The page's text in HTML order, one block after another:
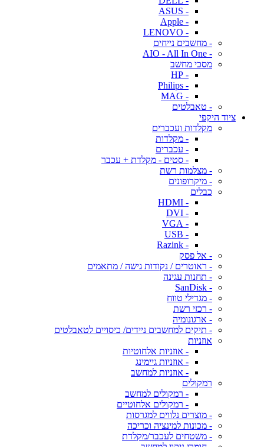
- ASUS
- Apple
- LENOVO
- מחשבים נייחים
- AIO - All In One
מסכי מחשב
- HP
- Philips
- MAG
- טאבלטים
ציוד היקפי
מקלדות ועכברים
- מקלדות
- עכברים
- סטים - מקלדת + עכבר
- מצלמות רשת
- מיקרופונים
כבלים
- HDMI
- DVI
- VGA
- USB
- Razink
- אל פסק
- ראוטרים / נקודות גישה / מתאמים
- תחנות עגינה
- SanDisk
- מגדילי טווח
- רכזי רשת
- ארגונומיה
- תיקים למחשבים ניידים/ כיסויים לטאבלטים
אוזניות
- אוזניות אלחוטיות
- אוזניות גיימינג
- אוזניות למחשב
רמקולים
- רמקולים למחשב
- רמקולים אלחוטיים
- מוצרים נלווים למגרסות
- מכונות למינציה וכריכה
- משטחים לעכבר/מקלדת